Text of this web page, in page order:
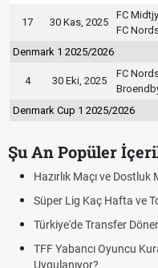
17 30 Kas, 2025
FC
FC
Denmark 1 2025/2026
4 30 Eki, 2025
FC
Denmark Cup 1 2025/2026
Şu An Popüler
Hazırlık Maçı ve
Süper Lig Kaç Hafta ve
Türkiye'de Transfer
TFF Yabancı Oyuncu
Uygulanıyor?